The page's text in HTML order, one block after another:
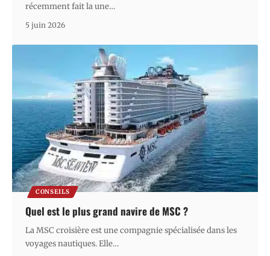
récemment fait la une…
5 juin 2026
CONSEILS
Quel est le plus grand navire de MSC ?
La MSC croisière est une compagnie spécialisée dans les
voyages nautiques. Elle…